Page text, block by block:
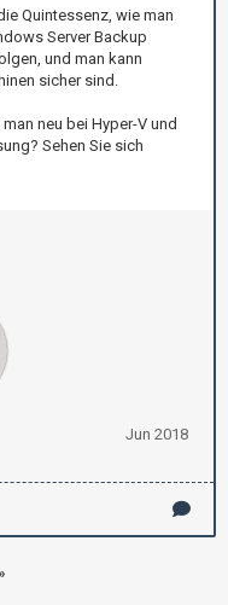
Quintessenz, wie man
Server Backup
und man kann
sicher sind.
neu bei Hyper-V und
Sehen Sie sich
Jun 2018